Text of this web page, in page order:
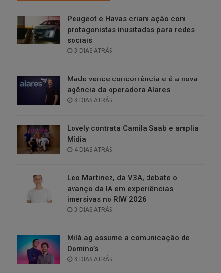
Peugeot e Havas criam ação com
protagonistas inusitadas para redes
sociais
POSTED
3 DIAS ATRÁS
Made vence concorrência e é a nova
agência da operadora Alares
POSTED
3 DIAS ATRÁS
Lovely contrata Camila Saab e amplia
Mídia
POSTED
4 DIAS ATRÁS
Leo Martinez, da V3A, debate o
avanço da IA em experiências
imersivas no RIW 2026
POSTED
3 DIAS ATRÁS
Milà.ag assume a comunicação de
Domino’s
POSTED
3 DIAS ATRÁS